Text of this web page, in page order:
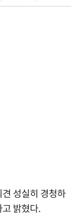
성실히 경청하
밝혔다.